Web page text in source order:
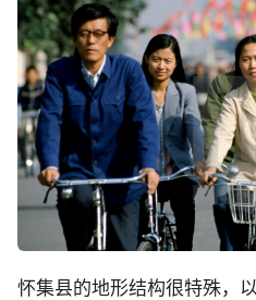
怀集县的地形结构很特殊，